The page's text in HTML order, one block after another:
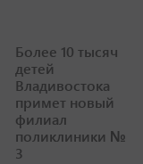
Более 10 тысяч
детей
Владивостока
примет новый
филиал
поликлиники №
3